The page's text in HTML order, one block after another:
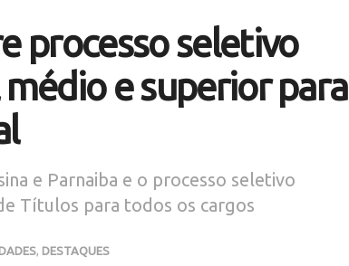
processo seletivo
e superior para
e Parnaiba e o processo seletivo
Títulos para todos os cargos
DESTAQUES